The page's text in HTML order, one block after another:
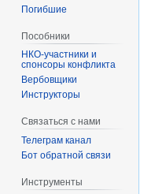
Погибшие
Пособники
спонсоры конфликта
‏‎Вербовщики
Инструкторы
Связаться с нами
Телеграм канал
Бот обратной связи
Инструменты